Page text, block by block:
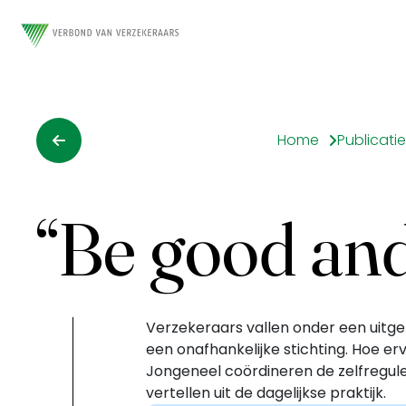
Home
“Be good
Verzekeraars vallen onder een
een onafhankelijke stichting. Hoe
Jongeneel coördineren de
vertellen uit de dagelijkse praktijk.